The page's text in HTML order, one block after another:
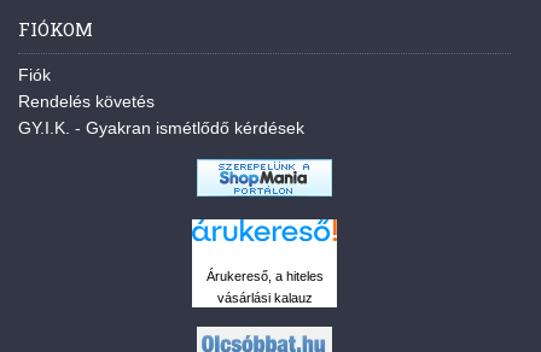
FIÓKOM
Fiók
Rendelés követés
GY.I.K. - Gyakran ismétlődő kérdések
Árukereső, a hiteles
vásárlási kalauz